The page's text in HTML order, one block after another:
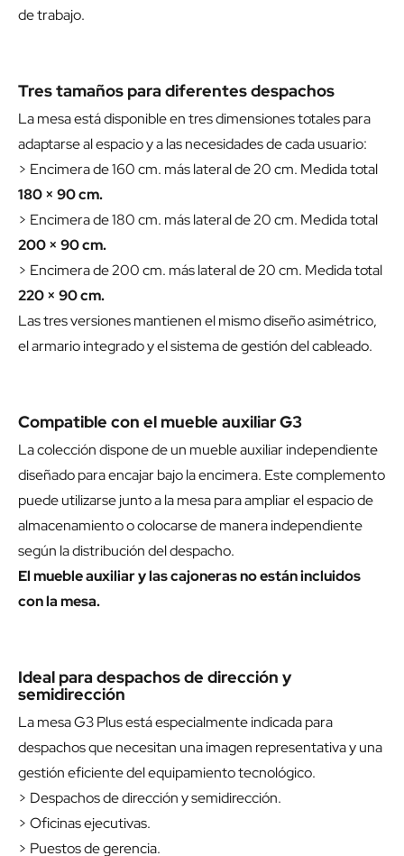
de trabajo.
Tres tamaños para diferentes despachos
La mesa está disponible en tres dimensiones totales para
adaptarse al espacio y a las necesidades de cada usuario:
> Encimera de 160 cm. más lateral de 20 cm. Medida total
180 × 90 cm.
> Encimera de 180 cm. más lateral de 20 cm. Medida total
200 × 90 cm.
> Encimera de 200 cm. más lateral de 20 cm. Medida total
220 × 90 cm.
Las tres versiones mantienen el mismo diseño asimétrico,
el armario integrado y el sistema de gestión del cableado.
Compatible con el mueble auxiliar G3
La colección dispone de un mueble auxiliar independiente
diseñado para encajar bajo la encimera. Este complemento
puede utilizarse junto a la mesa para ampliar el espacio de
almacenamiento o colocarse de manera independiente
según la distribución del despacho.
El mueble auxiliar y las cajoneras no están incluidos
con la mesa.
Ideal para despachos de dirección y
semidirección
La mesa G3 Plus está especialmente indicada para
despachos que necesitan una imagen representativa y una
gestión eficiente del equipamiento tecnológico.
> Despachos de dirección y semidirección.
> Oficinas ejecutivas.
> Puestos de gerencia.